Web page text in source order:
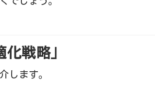
戦略」
します。